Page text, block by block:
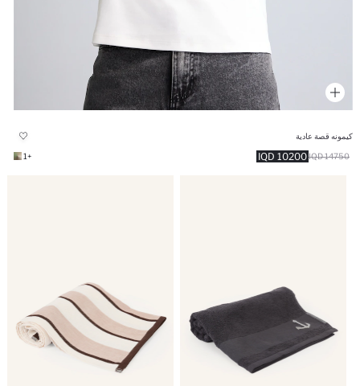
كيمونه قصة عادية
10200 IQD 14750 IQD
+1